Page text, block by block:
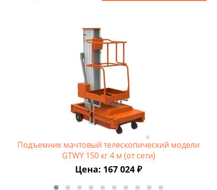
Подъемник мачтовый телескопический модели
GTWY 150 кг 4 м (от сети)
Цена: 167 024 ₽